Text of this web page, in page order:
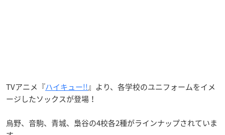
TVアニメ『ハイキュー!!』より、各学校のユニフォームをイメ
ージしたソックスが登場！
烏野、音駒、青城、梟谷の4校各2種がラインナップされていま